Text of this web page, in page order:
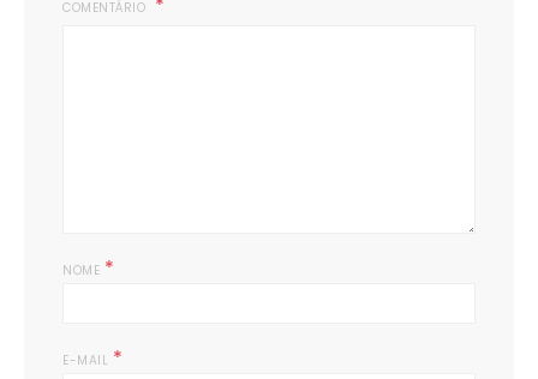
COMENTÁRIO
NOME *
E-MAIL *